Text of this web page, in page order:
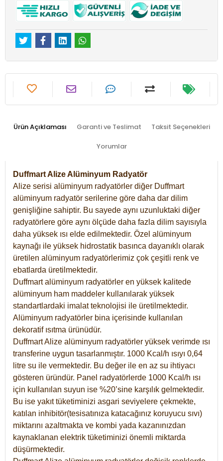
Ürün Açıklaması Garanti ve Teslimat Taksit Seçenekleri
Yorumlar
Duffmart Alize Alüminyum Radyatör
Alize serisi alüminyum radyatörler diğer Duffmart
alüminyum radyatör serilerine göre daha dar dilim
genişliğine sahiptir. Bu sayede aynı uzunluktaki diğer
radyatörlere göre aynı ölçüde daha fazla dilim sayısıyla
daha yüksek ısı elde edilmektedir. Özel alüminyum
kaynağı ile yüksek hidrostatik basınca dayanıklı olarak
üretilen alüminyum radyatörlerimiz çok çeşitli renk ve
ebatlarda üretilmektedir.
Duffmart alüminyum radyatörler en yüksek kalitede
alüminyum ham maddeler kullanılarak yüksek
standartlardaki imalat teknolojisi ile üretilmektedir.
Alüminyum radyatörler bina içerisinde kullanılan
dekoratif ısıtma ürünüdür.
Duffmart Alize alüminyum radyatörler yüksek verimde ısı
transferine uygun tasarlanmıştır. 1000 Kcal/h ısıyı 0,64
litre su ile vermektedir. Bu değer ile en az su ihtiyacı
gösteren üründür. Panel radyatörlerde 1000 Kcal/h ısı
için kullanılan suyun ise %20’sine karşılık gelmektedir.
Bu ise yakıt tüketiminizi asgari seviyelere çekmekte,
katılan inhibitör(tesisatınıza katacağınız koruyucu sıvı)
miktarını azaltmakta ve kombi yada kazanınızdan
kaynaklanan elektrik tüketiminizi önemli miktarda
düşürmektedir.